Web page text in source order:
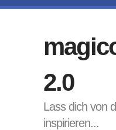
2.0
Lass dich von
inspirieren...